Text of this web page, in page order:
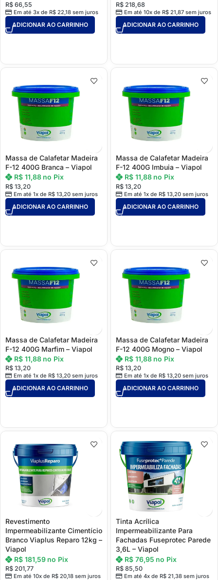
R$ 66,55
Em até 3x de R$22,18sem juros
ADICIONAR AO CARRINHO
R$ 218,68
Em até 10x de R$21,87sem juros
ADICIONAR AO CARRINHO
Massa de Calafetar Madeira
F-12 400G Branca – Viapol
R$ 13,20
Em até 1x de R$13,20sem juros
R$11,88 no Pix
ADICIONAR AO CARRINHO
Massa de Calafetar Madeira
F-12 400G Imbuia – Viapol
R$ 13,20
Em até 1x de R$13,20sem juros
R$11,88 no Pix
ADICIONAR AO CARRINHO
Massa de Calafetar Madeira
F-12 400G Marfim – Viapol
R$ 13,20
Em até 1x de R$13,20sem juros
R$11,88 no Pix
ADICIONAR AO CARRINHO
Massa de Calafetar Madeira
F-12 400G Mogno – Viapol
R$ 13,20
Em até 1x de R$13,20sem juros
R$11,88 no Pix
ADICIONAR AO CARRINHO
Revestimento
Impermeabilizante Cimentício
Branco Viaplus Reparo 12kg –
Viapol
R$ 201,77
Em até 10x de R$20,18sem juros
R$181,59 no Pix
Tinta Acrílica
Impermeabilizante Para
Fachadas Fuseprotec Parede
3,6L – Viapol
R$ 85,50
Em até 4x de R$21,38sem juros
R$76,95 no Pix